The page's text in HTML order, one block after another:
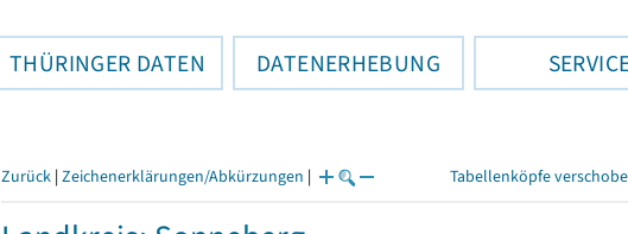
THÜRINGER DATEN DATENERHEBUNG
Zurück | Zeichenerklärungen/Abkürzungen | Tabellenköpfe